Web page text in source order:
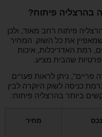
בהרצליה פיתוח?
פיתוח רחב מאוד, ולכן
את כל השוק. המחיר
רמת האדריכלות, איכות
שהבית מציע.
פריים", ניתן לראות פערים
כניסה לשוק היוקרה לבין
ביותר בהרצליה פיתוח:
מחיר